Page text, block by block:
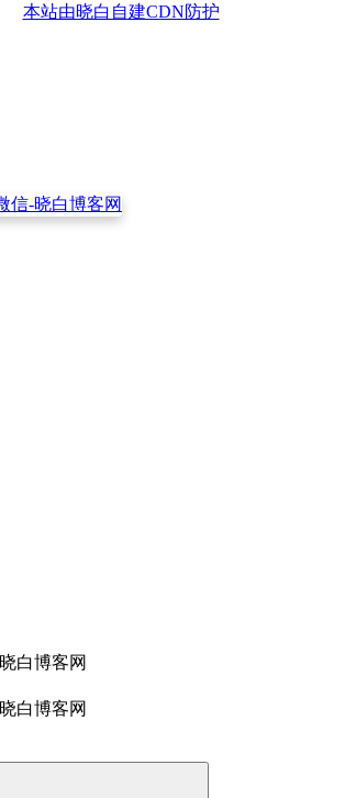
本站由晓白自建CDN防护